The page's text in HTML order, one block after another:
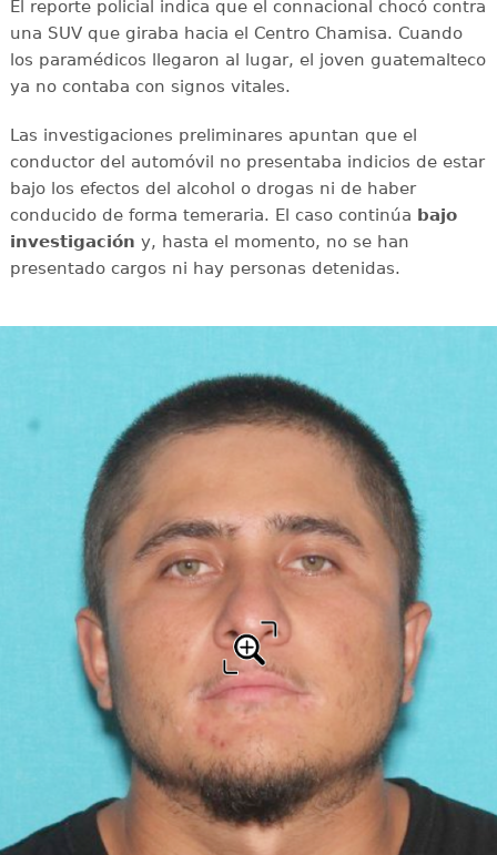
El reporte policial indica que el connacional chocó contra
una SUV que giraba hacia el Centro Chamisa. Cuando
los paramédicos llegaron al lugar, el joven guatemalteco
ya no contaba con signos vitales.
Las investigaciones preliminares apuntan que el
conductor del automóvil no presentaba indicios de estar
bajo los efectos del alcohol o drogas ni de haber
conducido de forma temeraria. El caso continúa bajo
investigación y, hasta el momento, no se han
presentado cargos ni hay personas detenidas.